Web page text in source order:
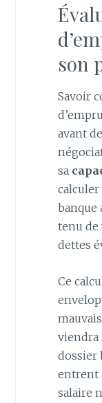
son
Savoir
avant
sa
banque
tenu de
dettes
Ce
viendra
dossier
entrent
salaire